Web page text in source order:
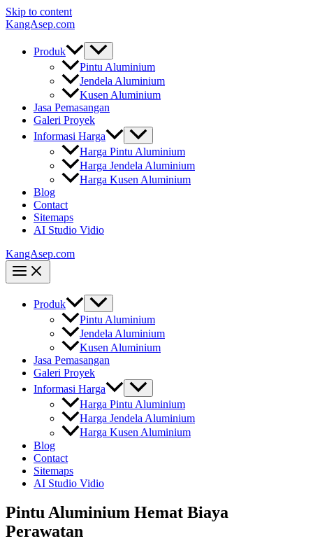
Skip to content
KangAsep.com
Produk
Pintu Aluminium
Jendela Aluminium
Kusen Aluminium
Jasa Pemasangan
Galeri Proyek
Informasi Harga
Harga Pintu Aluminium
Harga Jendela Aluminium
Harga Kusen Aluminium
Blog
Contact
Sitemaps
AI Studio Vidio
KangAsep.com
Produk
Pintu Aluminium
Jendela Aluminium
Kusen Aluminium
Jasa Pemasangan
Galeri Proyek
Informasi Harga
Harga Pintu Aluminium
Harga Jendela Aluminium
Harga Kusen Aluminium
Blog
Contact
Sitemaps
AI Studio Vidio
Pintu Aluminium Hemat Biaya
Perawatan